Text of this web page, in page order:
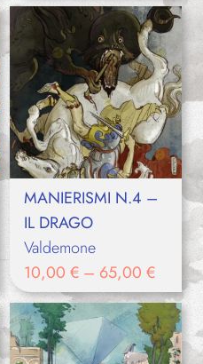
MANIERISMI N.4 –
IL DRAGO
Valdemone
10,00 € – 65,00 €